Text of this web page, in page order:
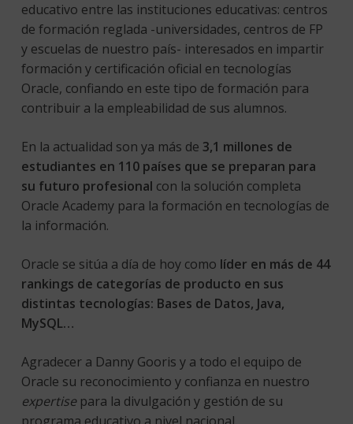
educativo entre las instituciones educativas: centros
de formación reglada -universidades, centros de FP
y escuelas de nuestro país- interesados en impartir
formación y certificación oficial en tecnologías
Oracle, confiando en este tipo de formación para
contribuir a la empleabilidad de sus alumnos.
En la actualidad son ya más de 3,1 millones de
estudiantes en 110 países que se preparan para
su futuro profesional con la solución completa
Oracle Academy para la formación en tecnologías de
la información.
Oracle se sitúa a día de hoy como líder en más de 44
rankings de categorías de producto en sus
distintas tecnologías: Bases de Datos, Java,
MySQL…
Agradecer a Danny Gooris y a todo el equipo de
Oracle su reconocimiento y confianza en nuestro
expertisepara la divulgación y gestión de su